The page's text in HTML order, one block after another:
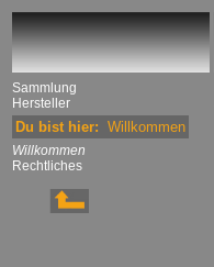
Sammlung
Hersteller
Du bist hier: Willkommen
Willkommen
Rechtliches